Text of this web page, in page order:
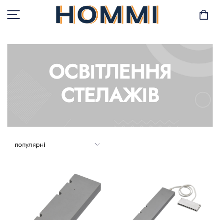
В НАЯВНОСТІ
САД І БАЛКОН
ГОРЩИКИ І РОСЛИНИ
ОСВІТЛЕННЯ
СТЕЛАЖІВ